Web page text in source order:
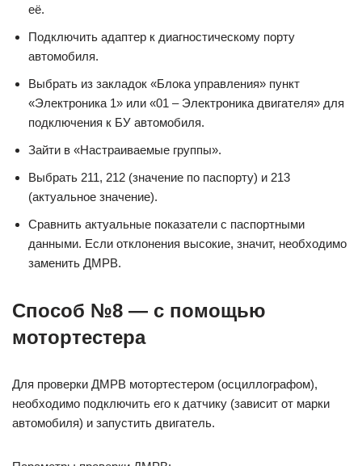
её.
Подключить адаптер к диагностическому порту
автомобиля.
Выбрать из закладок «Блока управления» пункт
«Электроника 1» или «01 – Электроника двигателя» для
подключения к БУ автомобиля.
Зайти в «Настраиваемые группы».
Выбрать 211, 212 (значение по паспорту) и 213
(актуальное значение).
Сравнить актуальные показатели с паспортными
данными. Если отклонения высокие, значит, необходимо
заменить ДМРВ.
Способ №8 — с помощью
мотортестера
Для проверки ДМРВ мотортестером (осциллографом),
необходимо подключить его к датчику (зависит от марки
автомобиля) и запустить двигатель.